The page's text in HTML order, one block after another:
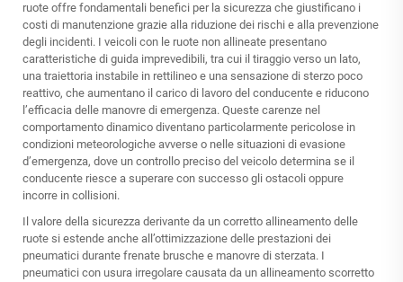
ruote offre fondamentali benefici per la sicurezza che giustificano i
costi di manutenzione grazie alla riduzione dei rischi e alla prevenzione
degli incidenti. I veicoli con le ruote non allineate presentano
caratteristiche di guida imprevedibili, tra cui il tiraggio verso un lato,
una traiettoria instabile in rettilineo e una sensazione di sterzo poco
reattivo, che aumentano il carico di lavoro del conducente e riducono
l’efficacia delle manovre di emergenza. Queste carenze nel
comportamento dinamico diventano particolarmente pericolose in
condizioni meteorologiche avverse o nelle situazioni di evasione
d’emergenza, dove un controllo preciso del veicolo determina se il
conducente riesce a superare con successo gli ostacoli oppure
incorre in collisioni.
Il valore della sicurezza derivante da un corretto allineamento delle
ruote si estende anche all’ottimizzazione delle prestazioni dei
pneumatici durante frenate brusche e manovre di sterzata. I
pneumatici con usura irregolare causata da un allineamento scorretto